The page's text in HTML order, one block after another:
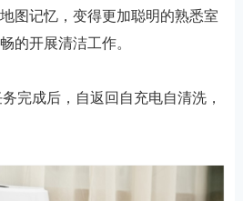
图记忆，变得更加聪明的熟悉室
的开展清洁工作。
完成后，自返回自充电自清洗，